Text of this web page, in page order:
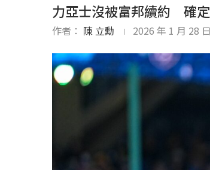
力亞士沒被富邦續約 確
作者： 陳 立勳 2026 年 1 月 28 日